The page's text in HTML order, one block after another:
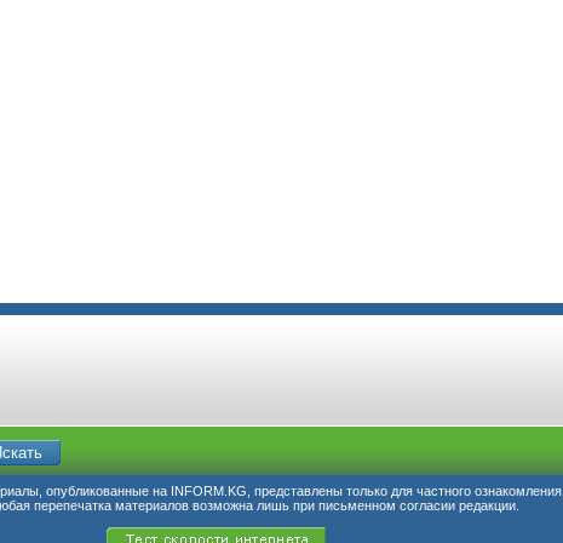
опубликованные на INFORM.KG, представлены только для частного ознакомления.
перепечатка материалов возможна лишь при письменном согласии редакции.